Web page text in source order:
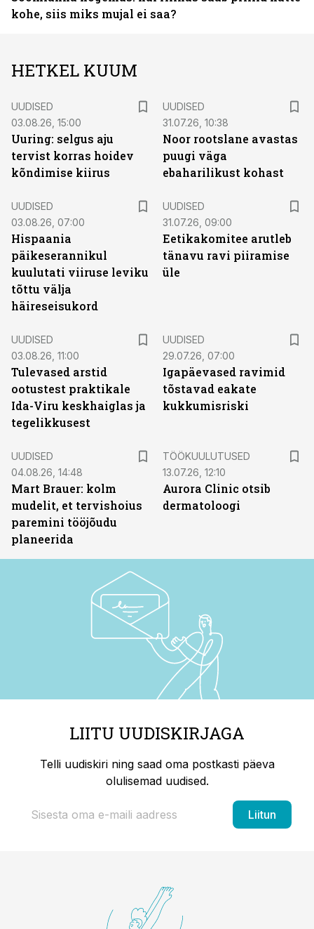
kohe, siis miks mujal ei saa?
HETKEL KUUM
UUDISED
03.08.26, 15:00
Uuring: selgus aju
tervist korras hoidev
kõndimise kiirus
UUDISED
31.07.26, 10:38
Noor rootslane avastas
puugi väga
ebaharilikust kohast
UUDISED
03.08.26, 07:00
Hispaania
päikeserannikul
kuulutati viiruse leviku
tõttu välja
häireseisukord
UUDISED
31.07.26, 09:00
Eetikakomitee arutleb
tänavu ravi piiramise
üle
UUDISED
03.08.26, 11:00
Tulevased arstid
ootustest praktikale
Ida-Viru keskhaiglas ja
tegelikkusest
UUDISED
29.07.26, 07:00
Igapäevased ravimid
tõstavad eakate
kukkumisriski
UUDISED
04.08.26, 14:48
Mart Brauer: kolm
mudelit, et tervishoius
paremini tööjõudu
planeerida
TÖÖKUULUTUSED
13.07.26, 12:10
Aurora Clinic otsib
dermatoloogi
LIITU UUDISKIRJAGA
Telli uudiskiri ning saad oma postkasti päeva
olulisemad uudised.
Liitun